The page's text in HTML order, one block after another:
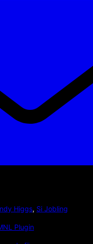
Higgs, Si Jobling
Plugin